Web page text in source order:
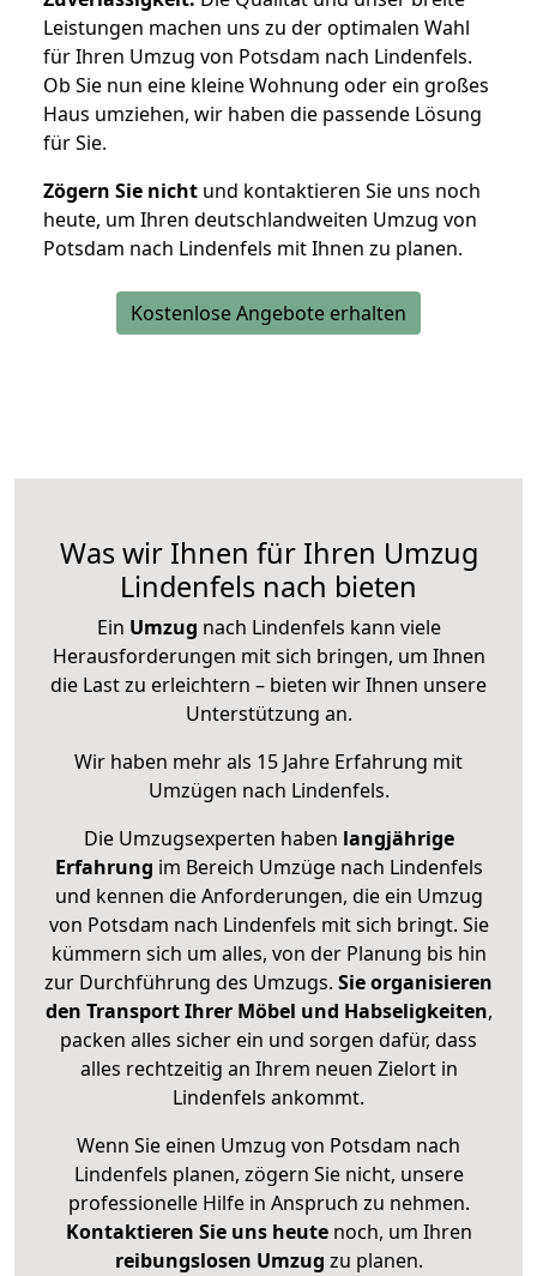
Leistungen machen uns zu der optimalen Wahl
für Ihren Umzug von Potsdam nach Lindenfels.
Ob Sie nun eine kleine Wohnung oder ein großes
Haus umziehen, wir haben die passende Lösung
für Sie.
Zögern Sie nicht und kontaktieren Sie uns noch
heute, um Ihren deutschlandweiten Umzug von
Potsdam nach Lindenfels mit Ihnen zu planen.
Kostenlose Angebote erhalten
Was wir Ihnen für Ihren Umzug
Lindenfels nach bieten
Ein Umzug nach Lindenfels kann viele
Herausforderungen mit sich bringen, um Ihnen
die Last zu erleichtern – bieten wir Ihnen unsere
Unterstützung an.
Wir haben mehr als 15 Jahre Erfahrung mit
Umzügen nach Lindenfels.
Die Umzugsexperten haben langjährige
Erfahrung im Bereich Umzüge nach Lindenfels
und kennen die Anforderungen, die ein Umzug
von Potsdam nach Lindenfels mit sich bringt. Sie
kümmern sich um alles, von der Planung bis hin
zur Durchführung des Umzugs. Sie organisieren
den Transport Ihrer Möbel und Habseligkeiten,
packen alles sicher ein und sorgen dafür, dass
alles rechtzeitig an Ihrem neuen Zielort in
Lindenfels ankommt.
Wenn Sie einen Umzug von Potsdam nach
Lindenfels planen, zögern Sie nicht, unsere
professionelle Hilfe in Anspruch zu nehmen.
Kontaktieren Sie uns heutenoch, um Ihren
reibungslosen Umzug zu planen.